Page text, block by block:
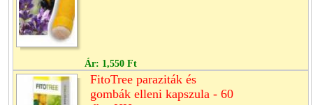
Ár: 1,550 Ft
FitoTree paraziták és
gombák elleni kapszula - 60